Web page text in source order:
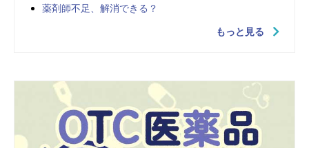
薬剤師不足、解消できる？
もっと見る